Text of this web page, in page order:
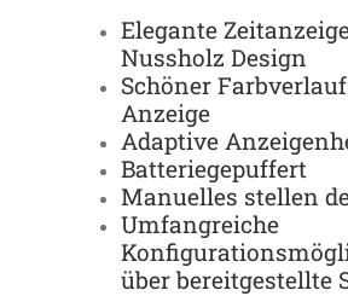
Elegante
Nussholz Design
Schöner
Anzeige
Adaptive
Batteriegepuffert
Manuelles stellen
Umfangreiche
über bereitgestellte